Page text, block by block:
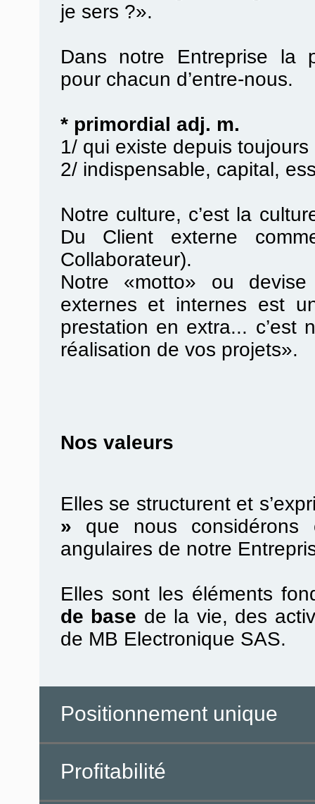
je sers ?».
Dans notre Entreprise la
pour chacun d’entre-nous.
* primordial adj. m.
1/ qui existe depuis toujours
2/ indispensable, capital,
Notre culture, c’est la
Du Client externe
Collaborateur).
Notre «motto» ou
externes et internes est
prestation en extra... c’est
réalisation de vos projets».
Nos valeurs
Elles se structurent et
» que nous considérons
angulaires de notre
Elles sont les éléments
de base de la vie, des
de MB Electronique SAS.
Positionnement unique
Profitabilité